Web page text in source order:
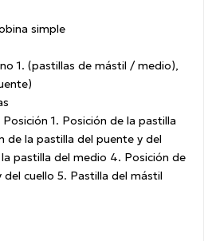
simple
1. (pastillas de mástil / medio),
1. Posición de la pastilla
de la pastilla del puente y del
pastilla del medio 4. Posición de
cuello 5. Pastilla del mástil